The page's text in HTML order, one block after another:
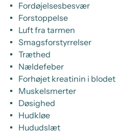
Fordøjelsesbesvær
Forstoppelse
Luft fra tarmen
Smagsforstyrrelser
Træthed
Nældefeber
Forhøjet kreatinin i blodet
Muskelsmerter
Døsighed
Hudkløe
Hududslæt